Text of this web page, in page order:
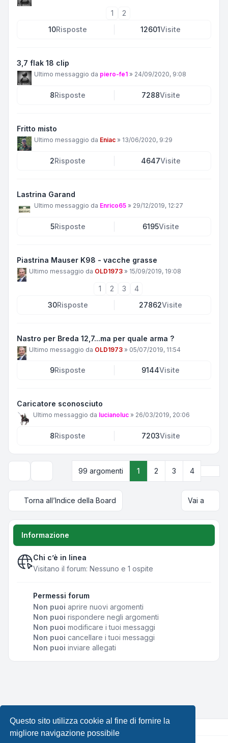
Questo sito utilizza cookie al fine di fornire la
migliore navigazione possibile
1
2
10Risposte 12601Visite
3,7 flak 18 clip
Ultimo messaggio da piero-fe1 » 24/09/2020, 9:08
8Risposte 7288Visite
Fritto misto
Ultimo messaggio da Eniac » 13/06/2020, 9:29
2Risposte 4647Visite
Lastrina Garand
Ultimo messaggio da Enrico65 » 29/12/2019, 12:27
5Risposte 6195Visite
Piastrina Mauser K98 - vacche grasse
Ultimo messaggio da OLD1973 » 15/09/2019, 19:08
1 2 3
4
30Risposte 27862Visite
Nastro per Breda 12,7...ma per quale arma ?
Ultimo messaggio da OLD1973 » 05/07/2019, 11:54
9Risposte 9144Visite
Caricatore sconosciuto
Ultimo messaggio da lucianoluc » 26/03/2019, 20:06
8Risposte 7203Visite
Opzioni di visualizzazione e ordinamento
99 argomenti 1 2 3 4
Torna all’Indice della Board Vai a
Informazione
Chi c’è in linea
Visitano il forum: Nessuno e 1 ospite
Permessi forum
Non puoi aprire nuovi argomenti
Non puoi rispondere negli argomenti
Non puoi modificare i tuoi messaggi
Non puoi cancellare i tuoi messaggi
Non puoi inviare allegati